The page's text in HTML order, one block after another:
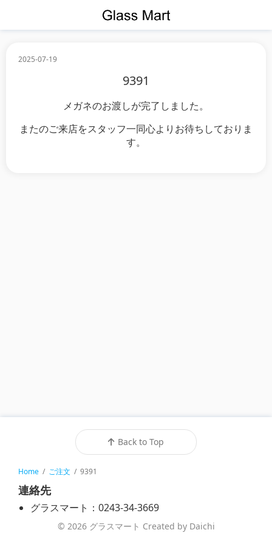
2025-07-19
9391
メガネのお渡しが完了しました。
またのご来店をスタッフ一同心よりお待ちしておりま
す。
Back to Top
Home / ご注文 / 9391
連絡先
グラスマート：0243-34-3669
© 2026 グラスマート Created by Daichi